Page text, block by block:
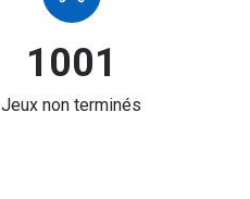
1001
Jeux non terminés